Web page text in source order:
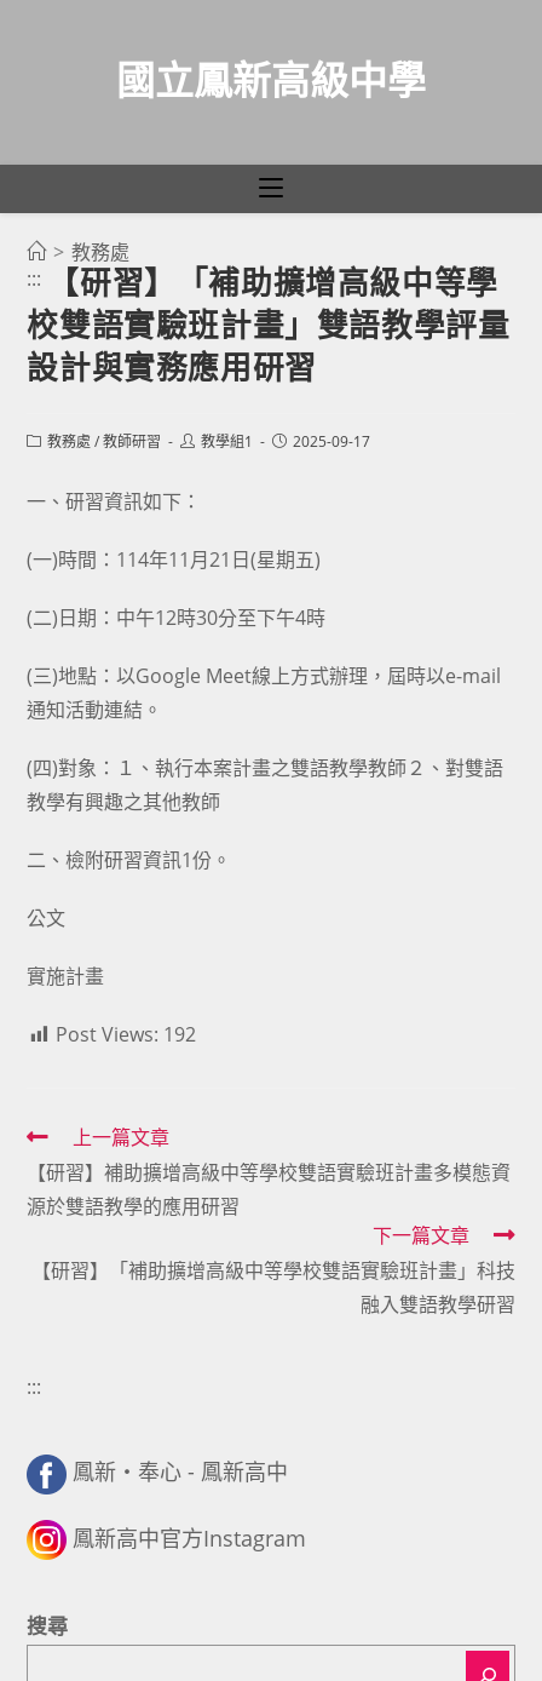
國立鳳新高級中學
> 教務處
:::
【研習】「補助擴增高級中等學
校雙語實驗班計畫」雙語教學評量
設計與實務應用研習
Post教務處 / 教師研習
Post教學組1
Post2025-09-17
一、研習資訊如下：
(一)時間：114年11月21日(星期五)
(二)日期：中午12時30分至下午4時
(三)地點：以Google Meet線上方式辦理，屆時以e-mail
通知活動連結。
(四)對象：１、執行本案計畫之雙語教學教師２、對雙語
教學有興趣之其他教師
二、檢附研習資訊1份。
公文
實施計畫
Post Views: 192
Read
more
articles
上一篇文章
【研習】補助擴增高級中等學校雙語實驗班計畫多模態資
源於雙語教學的應用研習
下一篇文章
【研習】「補助擴增高級中等學校雙語實驗班計畫」科技
融入雙語教學研習
:::
鳳新・奉心 - 鳳新高中
鳳新高中官方Instagram
搜尋